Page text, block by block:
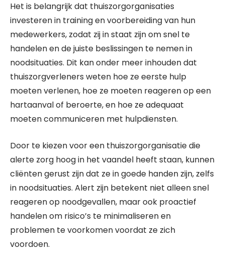
Het is belangrijk dat thuiszorgorganisaties
investeren in training en voorbereiding van hun
medewerkers, zodat zij in staat zijn om snel te
handelen en de juiste beslissingen te nemen in
noodsituaties. Dit kan onder meer inhouden dat
thuiszorgverleners weten hoe ze eerste hulp
moeten verlenen, hoe ze moeten reageren op een
hartaanval of beroerte, en hoe ze adequaat
moeten communiceren met hulpdiensten.
Door te kiezen voor een thuiszorgorganisatie die
alerte zorg hoog in het vaandel heeft staan, kunnen
cliënten gerust zijn dat ze in goede handen zijn, zelfs
in noodsituaties. Alert zijn betekent niet alleen snel
reageren op noodgevallen, maar ook proactief
handelen om risico’s te minimaliseren en
problemen te voorkomen voordat ze zich
voordoen.